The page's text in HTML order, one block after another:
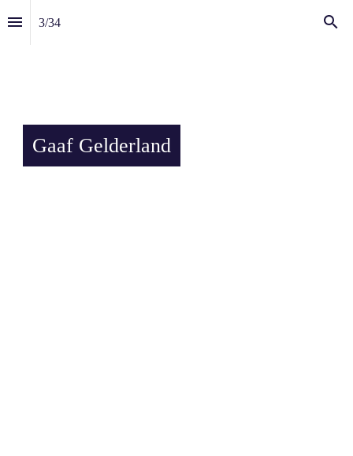
3/34
Gaaf Gelderland